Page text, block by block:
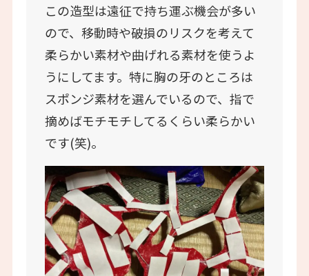
この造型は遠征で持ち運ぶ機会が多い
ので、移動時や破損のリスクを考えて
柔らかい素材や曲げれる素材を使うよ
うにしてます。特に胸の牙のところは
スポンジ素材を選んでいるので、指で
摘めばモチモチしてるくらい柔らかい
です(笑)。